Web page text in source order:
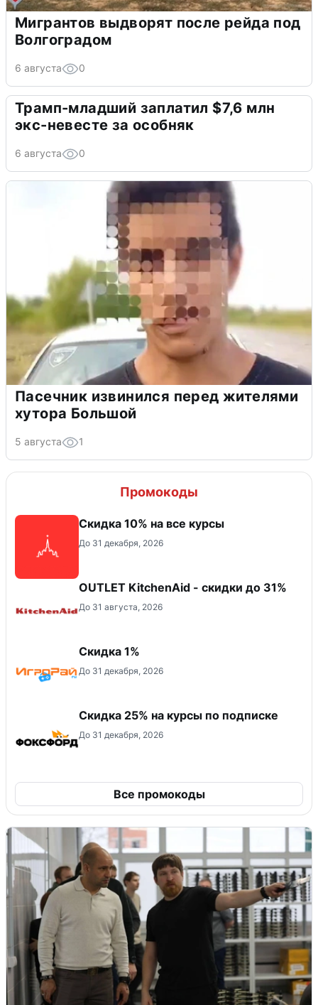
Мигрантов выдворят после рейда под
Волгоградом
6 августа 0
Трамп-младший заплатил $7,6 млн
экс-невесте за особняк
6 августа 0
Пасечник извинился перед жителями
хутора Большой
5 августа 1
Промокоды
Скидка 10% на все курсы
До 31 декабря, 2026
OUTLET KitchenAid - скидки до 31%
До 31 августа, 2026
Скидка 1%
До 31 декабря, 2026
Скидка 25% на курсы по подписке
До 31 декабря, 2026
Все промокоды